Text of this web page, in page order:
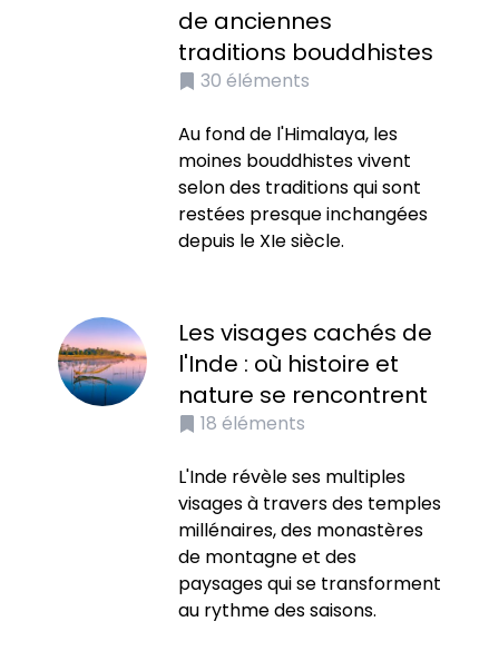
de anciennes
traditions bouddhistes
30 éléments
Au fond de l'Himalaya, les
moines bouddhistes vivent
selon des traditions qui sont
restées presque inchangées
depuis le XIe siècle.
Les visages cachés de
l'Inde : où histoire et
nature se rencontrent
18 éléments
L'Inde révèle ses multiples
visages à travers des temples
millénaires, des monastères
de montagne et des
paysages qui se transforment
au rythme des saisons.